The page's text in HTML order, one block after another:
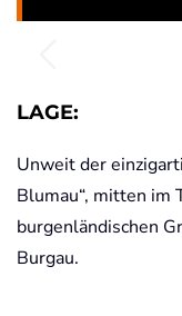
LAGE:
Unweit der
Blumau“, mitten im
burgenländischen
Burgau.